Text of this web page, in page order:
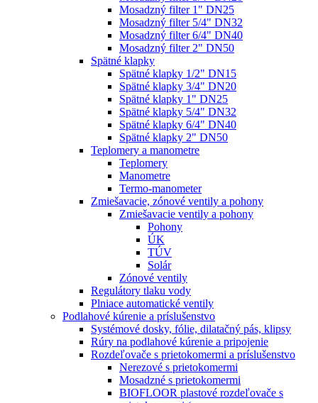
Mosadzný filter 1" DN25
Mosadzný filter 5/4" DN32
Mosadzný filter 6/4" DN40
Mosadzný filter 2" DN50
Spätné klapky
Spätné klapky 1/2" DN15
Spätné klapky 3/4" DN20
Spätné klapky 1" DN25
Spätné klapky 5/4" DN32
Spätné klapky 6/4" DN40
Spätné klapky 2" DN50
Teplomery a manometre
Teplomery
Manometre
Termo-manometer
Zmiešavacie, zónové ventily a pohony
Zmiešavacie ventily a pohony
Pohony
ÚK
TÚV
Solár
Zónové ventily
Regulátory tlaku vody
Plniace automatické ventily
Podlahové kúrenie a príslušenstvo
Systémové dosky, fólie, dilatačný pás, klipsy
Rúry na podlahové kúrenie a pripojenie
Rozdeľovače s prietokomermi a príslušenstvo
Nerezové s prietokomermi
Mosadzné s prietokomermi
BIOFLOOR plastové rozdeľovače s